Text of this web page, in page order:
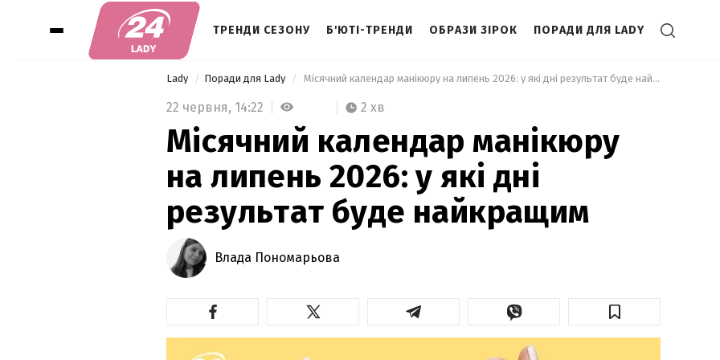
ТРЕНДИ СЕЗОНУ Б'ЮТІ-ТРЕНДИ ОБРАЗИ ЗІРОК ПОРАДИ ДЛЯ LADY
Lady Поради для Lady Місячний календар манікюру на липень 2026: у які дні результат буде найкращим
22 червня, 14:22 2 хв
Місячний календар манікюру
на липень 2026: у які дні
результат буде найкращим
Влада Пономарьова